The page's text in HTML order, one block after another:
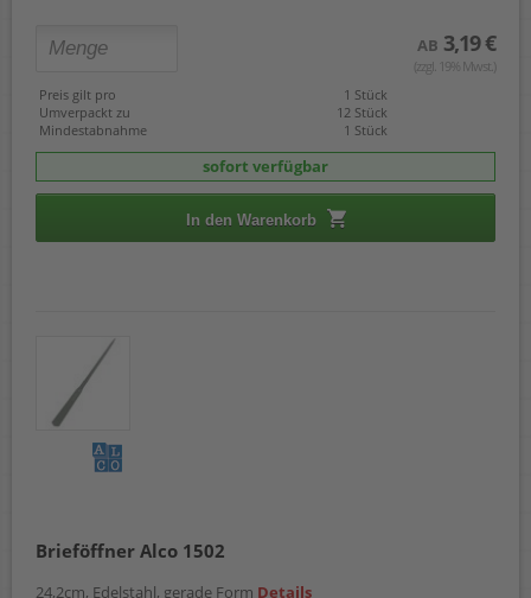
AB 3,19 €
(zzgl. 19% Mwst.)
Preis gilt pro
1 Stück
Umverpackt zu
12 Stück
Mindestabnahme
1 Stück
sofort verfügbar
In den Warenkorb
Brieföffner Alco 1502
24,2cm, Edelstahl, gerade Form Details